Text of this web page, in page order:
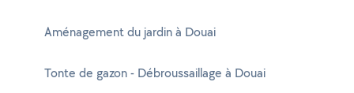
Aménagement du jardin à Douai
Tonte de gazon - Débroussaillage à Douai